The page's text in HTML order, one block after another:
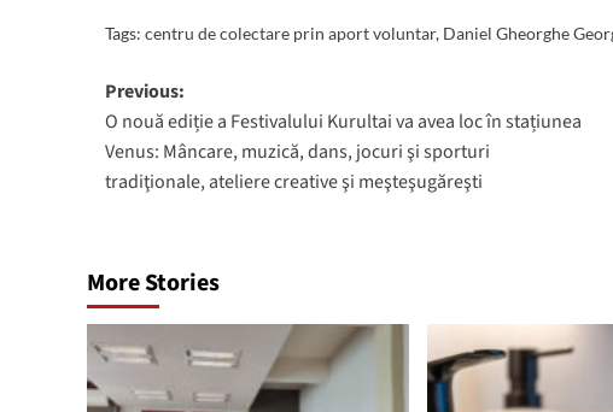
Tags: centru de colectare prin aport voluntar, Daniel Gheorghe
Post
navigation
Previous:
O nouă ediție a Festivalului Kurultai va avea loc în stațiunea
Venus: Mâncare, muzică, dans, jocuri şi sporturi
tradiţionale, ateliere creative şi meşteşugăreşti
More Stories